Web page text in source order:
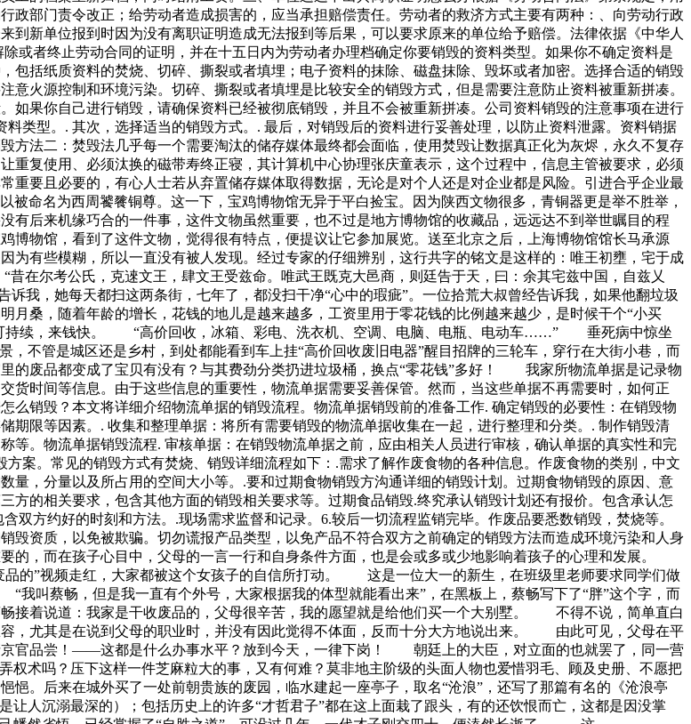
政部门责令改正；给劳动者造成损害的，应当承担赔偿责任。劳动者的救济方式主要有两种：、向劳动行政
新单位报到时因为没有离职证明造成无法报到等后果，可以要求原来的单位给予赔偿。法律依据《中华人
或者终止劳动合同的证明，并在十五日内为劳动者办理档确定你要销毁的资料类型。如果你不确定资料是
包括纸质资料的焚烧、切碎、撕裂或者填埋；电子资料的抹除、磁盘抹除、毁坏或者加密。选择合适的销毁
火源控制和环境污染。切碎、撕裂或者填埋是比较安全的销毁方式，但是需要注意防止资料被重新拼凑。
如果你自己进行销毁，请确保资料已经被彻底销毁，并且不会被重新拼凑。公司资料销毁的注意事项在进行
类型。. 其次，选择适当的销毁方式。. 最后，对销毁后的资料进行妥善处理，以防止资料泄露。资料销据
方法二：焚毁法几乎每一个需要淘汰的储存媒体最终都会面临，使用焚毁让数据真正化为灰烬，永久不复存
复使用、必须汰换的磁带寿终正寝，其计算机中心协理张庆童表示，这个过程中，信息主管被要求，必须
重要且必要的，有心人士若从弃置储存媒体取得数据，无论是对个人还是对企业都是风险。引进合乎企业最
命名为西周饕餮铜尊。这一下，宝鸡博物馆无异于平白捡宝。因为陕西文物很多，青铜器更是举不胜举，
机缘巧合的一件事，这件文物虽然重要，也不过是地方博物馆的收藏品，远远达不到举世瞩目的程
博物馆，看到了这件文物，觉得很有特点，便提议让它参加展览。送至北京之后，上海博物馆馆长马承源
为有些模糊，所以一直没有被人发现。经过专家的仔细辨别，这行共字的铭文是这样的：唯王初壅，宅于成
在尔考公氏，克逨文王，肆文王受兹命。唯武王既克大邑商，则廷告于天，曰：余其宅兹中国，自兹乂
她每天都扫这两条街，七年了，都没扫干净“心中的瑕疵”。一位拾荒大叔曾经告诉我，如果他翻垃圾
，随着年龄的增长，花钱的地儿是越来越多，工资里用于零花钱的比例越来越少，是时候干个“小买
持续，来钱快。 “高价回收，冰箱、彩电、洗衣机、空调、电脑、电瓶、电动车……” 垂死病中惊坐
不管是城区还是乡村，到处都能看到车上挂“高价回收废旧电器”醒目招牌的三轮车，穿行在大街小巷，而
废品都变成了宝贝有没有？与其费劲分类扔进垃圾桶，换点“零花钱”多好！ 我家所物流单据是记录物
时间等信息。由于这些信息的重要性，物流单据需要妥善保管。然而，当这些单据不再需要时，如何正
销毁？本文将详细介绍物流单据的销毁流程。物流单据销毁前的准备工作. 确定销毁的必要性：在销毁物
限等因素。. 收集和整理单据：将所有需要销毁的物流单据收集在一起，进行整理和分类。. 制作销毁清
。物流单据销毁流程. 审核单据：在销毁物流单据之前，应由相关人员进行审核，确认单据的真实性和完
案。常见的销毁方式有焚烧、销毁详细流程如下：.需求了解作废食物的各种信息。作废食物的类别，中文
量，分量以及所占用的空间大小等。.要和过期食物销毁方沟通详细的销毁计划。过期食物销毁的原因、意
方的相关要求，包含其他方面的销毁相关要求等。过期食品销毁.终究承认销毁计划还有报价。包含承认怎
方约好的时刻和方法。.现场需求监督和记录。6.较后一切流程监销完毕。作废品要悉数销毁，焚烧等。
毁资质，以免被欺骗。切勿谎报产品类型，以免产品不符合双方之前确定的销毁方法而造成环境污染和人身
的，而在孩子心目中，父母的一言一行和自身条件方面，也是会或多或少地影响着孩子的心理和发展。
的”视频走红，大家都被这个女孩子的自信所打动。 这是一位大一的新生，在班级里老师要求同学们做
叫蔡畅，但是我一直有个外号，大家根据我的体型就能看出来”，在黑板上，蔡畅写下了“胖”这个字，而
着说道：我家是干收废品的，父母很辛苦，我的愿望就是给他们买一个大别墅。 不得不说，简单直白
，尤其是在说到父母的职业时，并没有因此觉得不体面，反而十分大方地说出来。 由此可见，父母在平
京官品尝！——这都是什么办事水平？放到今天，一律下岗！ 朝廷上的大臣，对立面的也就罢了，同一营
术吗？压下这样一件芝麻粒大的事，又有何难？莫非地主阶级的头面人物也爱惜羽毛、顾及史册、不愿把
后来在城外买了一处前朝贵族的废园，临水建起一座亭子，取名“沧浪”，还写了那篇有名的《沧浪亭
沉溺最深的）；包括历史上的许多“才哲君子”都在这上面栽了跟头，有的还饮恨而亡，这都是因没掌